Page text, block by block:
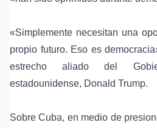
«Simplemente necesitan una
propio futuro. Eso es
estrecho aliado del
estadounidense, Donald Trump.
Sobre Cuba, en medio de